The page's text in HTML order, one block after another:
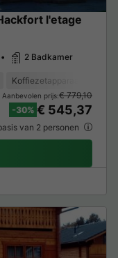
l'etage
2 Badkamer
Koffiezetapparaat
Aanbevolen prijs:€ 779,10
-30% € 545,37
van 2 personen